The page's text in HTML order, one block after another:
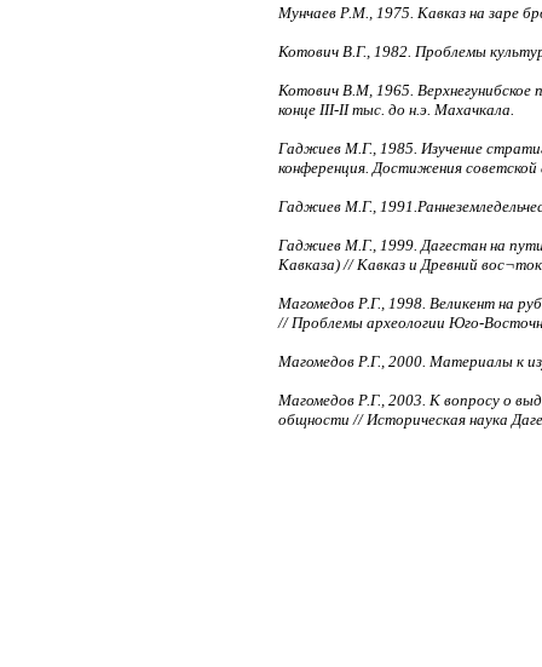
Мунчаев Р.М., 1975. Кавказ на заре
Котович В.Г., 1982. Проблемы
Котович В.М, 1965. Верхнегунибское
конце III-II тыс. до н.э. Махачкала.
Гаджиев М.Г., 1985. Изучение
конференция. Достижения советской
Гаджиев М.Г.,
Гаджиев М.Г., 1999. Дагестан на
Кавказа) // Кавказ и Древний
Магомедов Р.Г., 1998. Великент на
// Проблемы археологии Юго-
Магомедов Р.Г., 2000. Материалы к
Магомедов Р.Г., 2003. К вопросу о
общности // Историческая наука